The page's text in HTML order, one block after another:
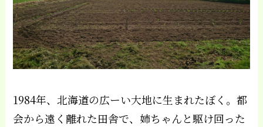
1984年、北海道の広ーい大地に生まれたぼく。都
会から遠く離れた田舎で、姉ちゃんと駆け回った